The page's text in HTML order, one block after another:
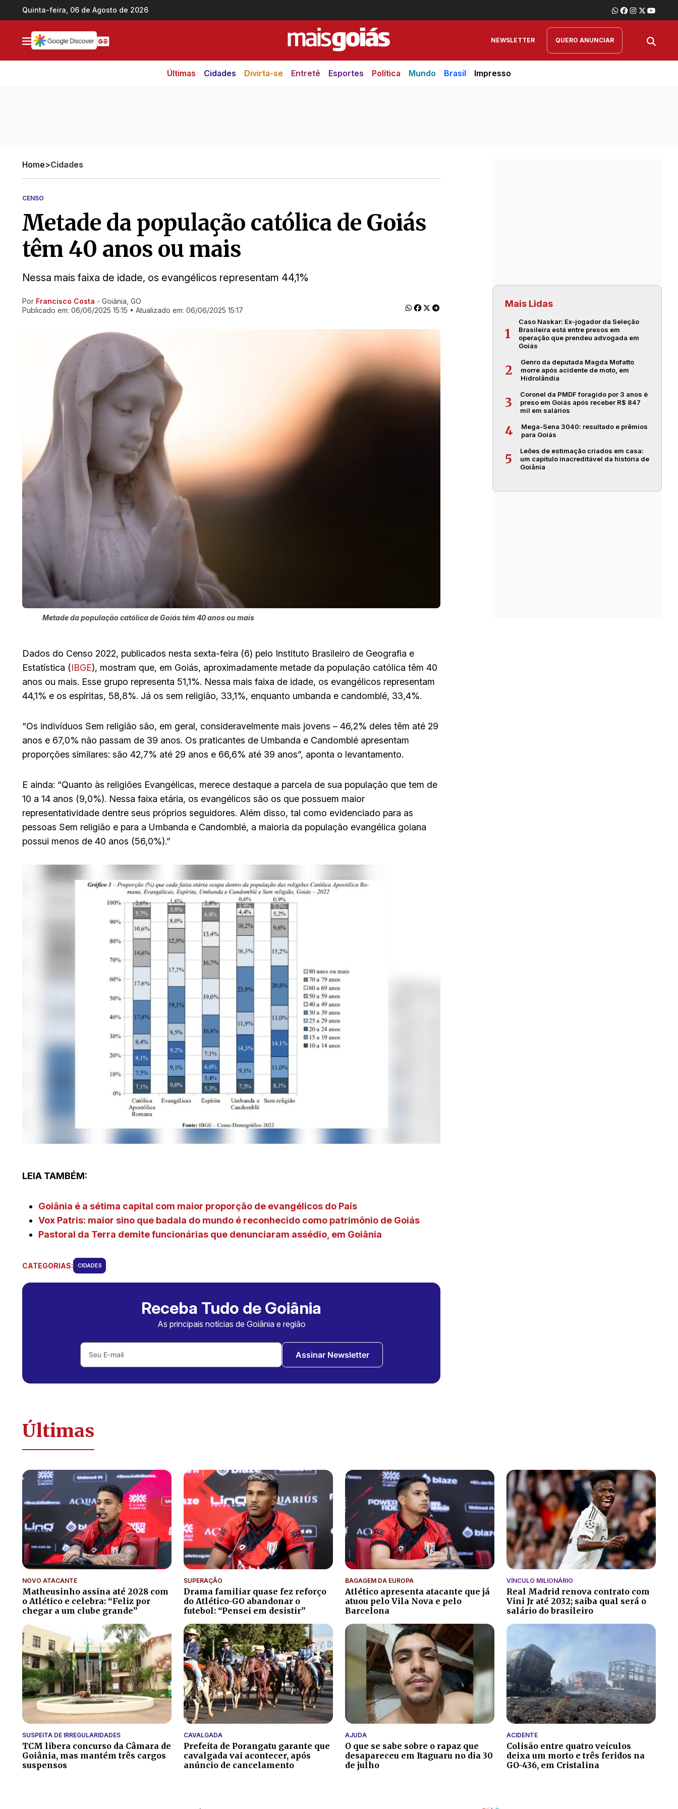
Ir direto pro conteúdo
Quinta-feira, 06 de Agosto de 2026
NEWSLETTER QUERO ANUNCIAR
Últimas Cidades Divirta-se Entretê Esportes Política Mundo Brasil Impresso
Home>Cidades
CENSO
Metade da população católica de Goiás
têm 40 anos ou mais
Nessa mais faixa de idade, os evangélicos representam 44,1%
Ir direto pra matéria
Por Francisco Costa - Goiânia, GO
Publicado em: 06/06/2025 15:15 • Atualizado em: 06/06/2025 15:17
Metade da população católica de Goiás têm 40 anos ou mais
Dados do Censo 2022, publicados nesta sexta-feira (6) pelo Instituto Brasileiro de Geografia e
Estatística (IBGE), mostram que, em Goiás, aproximadamente metade da população católica têm 40
anos ou mais. Esse grupo representa 51,1%. Nessa mais faixa de idade, os evangélicos representam
44,1% e os espíritas, 58,8%. Já os sem religião, 33,1%, enquanto umbanda e candomblé, 33,4%.
“Os indivíduos Sem religião são, em geral, consideravelmente mais jovens – 46,2% deles têm até 29
anos e 67,0% não passam de 39 anos. Os praticantes de Umbanda e Candomblé apresentam
proporções similares: são 42,7% até 29 anos e 66,6% até 39 anos”, aponta o levantamento.
E ainda: “Quanto às religiões Evangélicas, merece destaque a parcela de sua população que tem de
10 a 14 anos (9,0%). Nessa faixa etária, os evangélicos são os que possuem maior
representatividade dentre seus próprios seguidores. Além disso, tal como evidenciado para as
pessoas Sem religião e para a Umbanda e Candomblé, a maioria da população evangélica goiana
possui menos de 40 anos (56,0%).”
LEIA TAMBÉM:
Goiânia é a sétima capital com maior proporção de evangélicos do País
Vox Patris: maior sino que badala do mundo é reconhecido como patrimônio de Goiás
Pastoral da Terra demite funcionárias que denunciaram assédio, em Goiânia
CATEGORIAS: CIDADES
Receba Tudo de Goiânia
As principais notícias de Goiânia e região
Assinar Newsletter
Mais Lidas
1
Caso Naskar: Ex-jogador da Seleção
Brasileira está entre presos em
operação que prendeu advogada em
Goiás
2
Genro da deputada Magda Mofatto
morre após acidente de moto, em
Hidrolândia
3
Coronel da PMDF foragido por 3 anos é
preso em Goiás após receber R$ 847
mil em salários
4
Mega-Sena 3040: resultado e prêmios
para Goiás
5
Leões de estimação criados em casa:
um capítulo inacreditável da história de
Goiânia
Últimas
NOVO ATACANTE
Matheusinho assina até 2028 com
o Atlético e celebra: “Feliz por
chegar a um clube grande”
SUPERAÇÃO
Drama familiar quase fez reforço
do Atlético-GO abandonar o
futebol: “Pensei em desistir”
BAGAGEM DA EUROPA
Atlético apresenta atacante que já
atuou pelo Vila Nova e pelo
Barcelona
VÍNCULO MILIONÁRIO
Real Madrid renova contrato com
Vini Jr até 2032; saiba qual será o
salário do brasileiro
SUSPEITA DE IRREGULARIDADES
TCM libera concurso da Câmara de
Goiânia, mas mantém três cargos
suspensos
CAVALGADA
Prefeita de Porangatu garante que
cavalgada vai acontecer, após
anúncio de cancelamento
AJUDA
O que se sabe sobre o rapaz que
desapareceu em Itaguaru no dia 30
de julho
ACIDENTE
Colisão entre quatro veículos
deixa um morto e três feridos na
GO-436, em Cristalina